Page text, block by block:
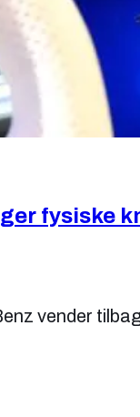
fysiske
vender